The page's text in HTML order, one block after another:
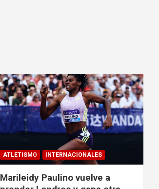
ATLETISMO INTERNACIONALES
Marileidy Paulino vuelve a